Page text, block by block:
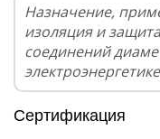
Назначение,
изоляция и
соединений
Сертификация